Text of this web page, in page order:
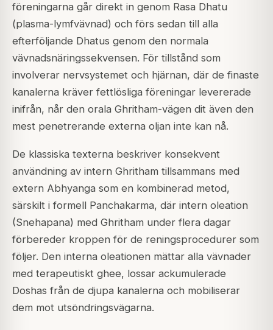
föreningarna går direkt in genom Rasa Dhatu
(plasma-lymfvävnad) och förs sedan till alla
efterföljande Dhatus genom den normala
vävnadsnäringssekvensen. För tillstånd som
involverar nervsystemet och hjärnan, där de finaste
kanalerna kräver fettlösliga föreningar levererade
inifrån, når den orala Ghritham-vägen dit även den
mest penetrerande externa oljan inte kan nå.
De klassiska texterna beskriver konsekvent
användning av intern Ghritham tillsammans med
extern Abhyanga som en kombinerad metod,
särskilt i formell Panchakarma, där intern oleation
(Snehapana) med Ghritham under flera dagar
förbereder kroppen för de reningsprocedurer som
följer. Den interna oleationen mättar alla vävnader
med terapeutiskt ghee, lossar ackumulerade
Doshas från de djupa kanalerna och mobiliserar
dem mot utsöndringsvägarna.